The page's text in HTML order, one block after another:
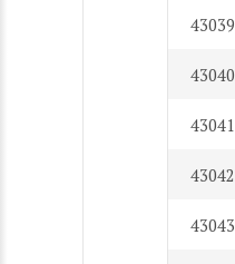
43039
43040
43041
43042
43043